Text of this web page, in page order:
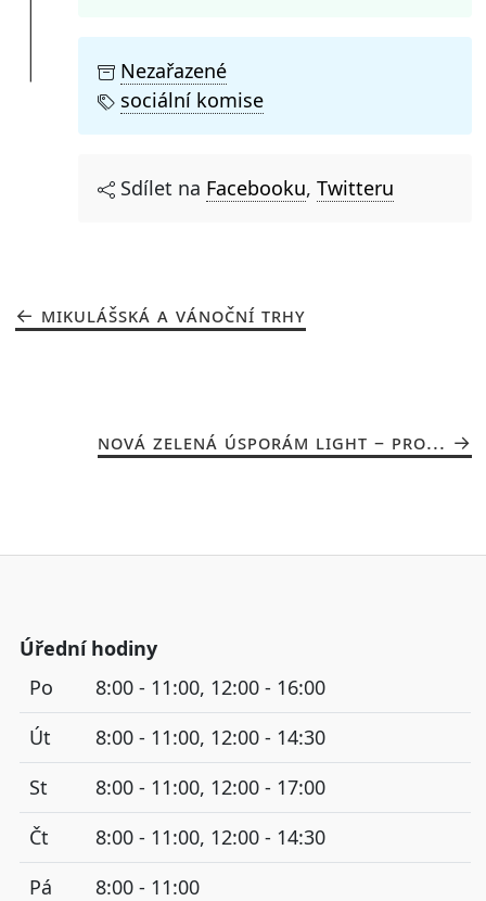
Nezařazené
sociální komise
Sdílet na Facebooku, Twitteru
MIKULÁŠSKÁ A VÁNOČNÍ TRHY
NOVÁ ZELENÁ ÚSPORÁM LIGHT – PRO...
Úřední hodiny
Po
8:00 - 11:00, 12:00 - 16:00
Út
8:00 - 11:00, 12:00 - 14:30
St
8:00 - 11:00, 12:00 - 17:00
Čt
8:00 - 11:00, 12:00 - 14:30
Pá
8:00 - 11:00